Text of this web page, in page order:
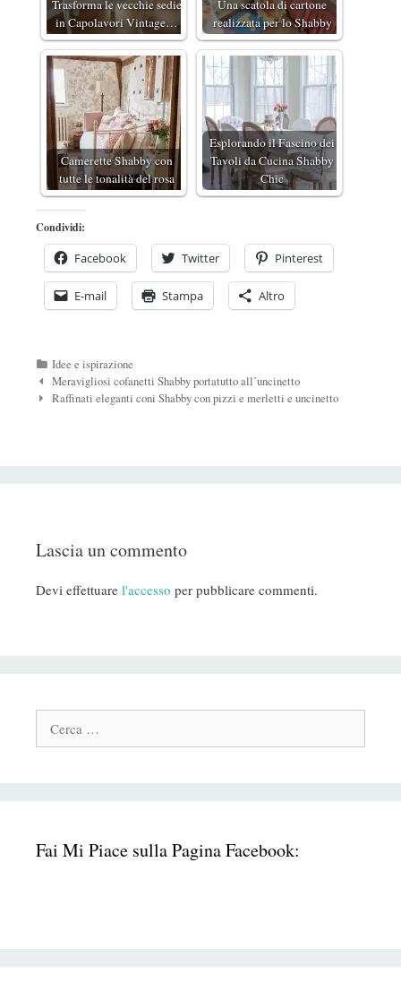
Trasforma le vecchie sedie
in Capolavori Vintage…
Una scatola di cartone
realizzata per lo Shabby
Camerette Shabby con
tutte le tonalità del rosa
Esplorando il Fascino dei
Tavoli da Cucina Shabby
Chic
Condividi:
Facebook Twitter Pinterest
E-mail Stampa Altro
Categorie
Idee e ispirazione
Navigazione
Post
Meravigliosi cofanetti Shabby portatutto all’uncinetto
Raffinati eleganti coni Shabby con pizzi e merletti e uncinetto
Lascia un commento
Devi effettuare l'accesso per pubblicare commenti.
Cerca:
Fai Mi Piace sulla Pagina Facebook: